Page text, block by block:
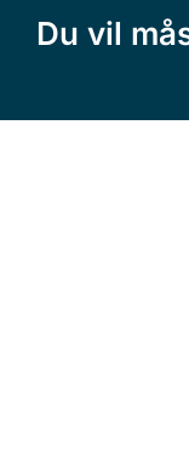
Du vil